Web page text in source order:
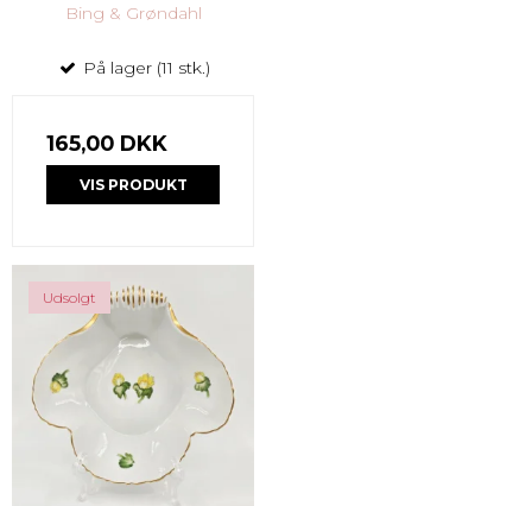
Bing & Grøndahl
På lager (11 stk.)
165,00 DKK
VIS PRODUKT
Udsolgt